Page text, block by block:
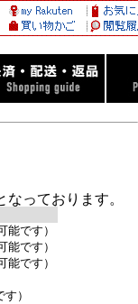
っております。
能です）
能です）
能です）
す）